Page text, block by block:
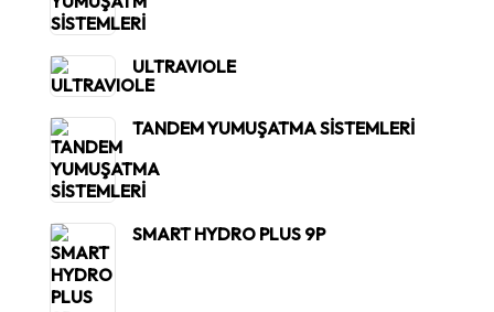
ULTRAVIOLE
TANDEM YUMUŞATMA SİSTEMLERİ
SMART HYDRO PLUS 9P